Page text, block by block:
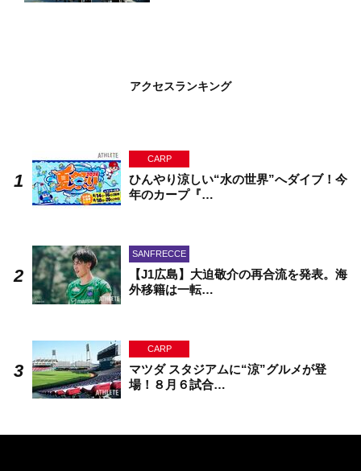
アクセスランキング
CARP
ひんやり涼しい“水の世界”へダイブ！今
年のカープ『…
SANFRECCE
【J1広島】大迫敬介の再合流を発表。海
外移籍は一転…
CARP
マツダ スタジアムに“涼”グルメが登
場！８月６試合…